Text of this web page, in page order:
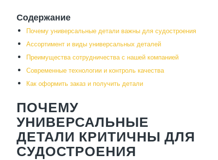
Содержание
Почему универсальные детали важны для судостроения
Ассортимент и виды универсальных деталей
Преимущества сотрудничества с нашей компанией
Современные технологии и контроль качества
Как оформить заказ и получить детали
ПОЧЕМУ
УНИВЕРСАЛЬНЫЕ
ДЕТАЛИ КРИТИЧНЫ ДЛЯ
СУДОСТРОЕНИЯ